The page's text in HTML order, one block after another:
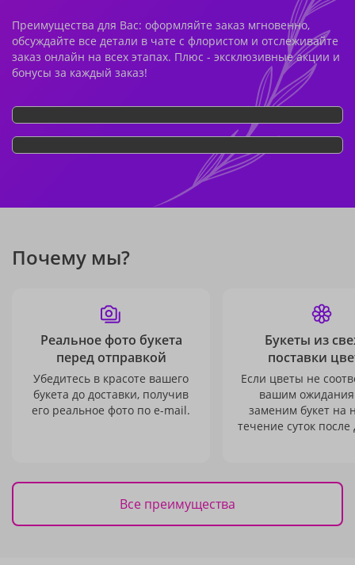
Преимущества для Вас: оформляйте заказ мгновенно,
обсуждайте все детали в чате с флористом и отслеживайте
заказ онлайн на всех этапах. Плюс - эксклюзивные акции и
бонусы за каждый заказ!
Почему мы?
Реальное фото букета
перед отправкой
Убедитесь в красоте вашего
букета до доставки, получив
его реальное фото по e-mail.
Букеты из
поставки
Если цветы не
вашим
заменим букет на
течение суток после
Все преимущества